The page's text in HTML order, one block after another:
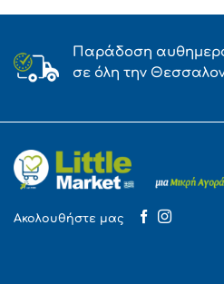
Παράδοση
σε όλη την
Ακολουθήστε μας